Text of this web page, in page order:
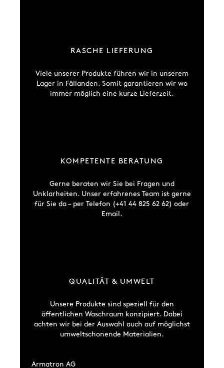
RASCHE LIEFERUNG
Viele unserer Produkte führen wir in unserem
Lager in Fällanden. Somit garantieren wir wo
immer möglich eine kurze Lieferzeit.
KOMPETENTE BERATUNG
Gerne beraten wir Sie bei Fragen und
Unklarheiten. Unser erfahrenes Team ist gerne
für Sie da – per Telefon (+41 44 825 62 62) oder
Email.
QUALITÄT & UMWELT
Unsere Produkte sind speziell für den
öffentlichen Waschraum konzipiert. Dabei
achten wir bei der Auswahl auch auf möglichst
umweltschonende Materialien.
Armatron AG